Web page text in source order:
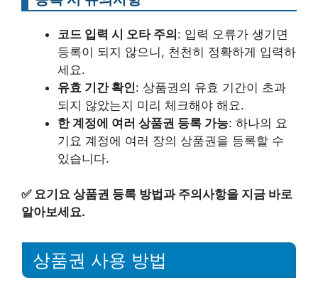
코드 입력 시 오타 주의: 입력 오류가 생기면
등록이 되지 않으니, 천천히 정확하게 입력하
세요.
유효 기간 확인: 상품권의 유효 기간이 초과
되지 않았는지 미리 체크해야 해요.
한 계정에 여러 상품권 등록 가능: 하나의 요
기요 계정에 여러 장의 상품권을 등록할 수
있습니다.
✅ 요기요 상품권 등록 방법과 주의사항을 지금 바로
알아보세요.
상품권 사용 방법